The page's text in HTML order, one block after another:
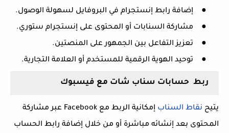
●
إضافة رابط إنستجرام في البروفايل لسهولة الوصول.
●
مشاركة السنابات أو المحتوى على إنستجرام ستوري.
●
تعزيز التفاعل بين الجمهور على المنصتين.
●
توحيد الهوية الرقمية للمستخدم أو العلامة التجارية.
ربط حسابات سناب شات مع فيسبوك
يتيح نقاط السناب إمكانية الربط مع Facebook عبر مشاركة
المحتوى بعد إنشائه مباشرة أو من خلال إضافة رابط الحساب